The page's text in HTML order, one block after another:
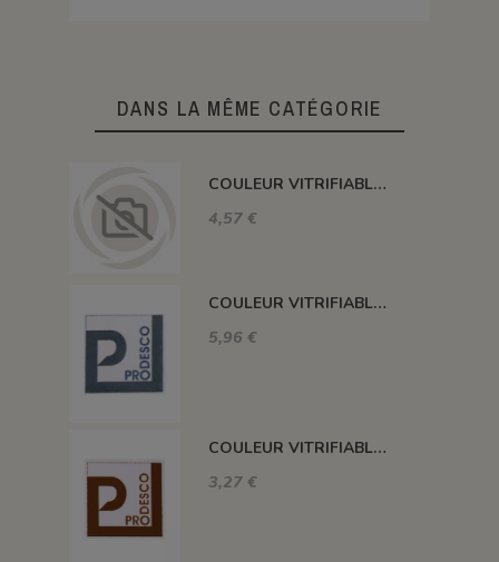
DANS LA MÊME CATÉGORIE
COULEUR VITRIFIABLE DÉCOR SANS PLOMB JAUNE VA105
4,57 €
COULEUR VITRIFIABLE DÉCOR SANS PLOMB GRIS VA116
5,96 €
COULEUR VITRIFIABLE DÉCOR SANS PLOMB CHOCOLAT VA109
3,27 €